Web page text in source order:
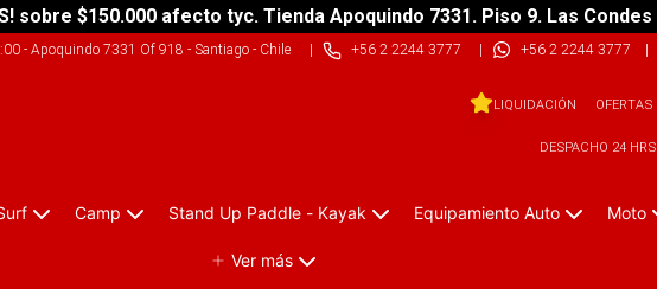
sobre $150.000 afecto tyc. Tienda Apoquindo 7331. Piso 9. Las Condes
- Apoquindo 7331 Of 918 - Santiago - Chile| +56 2 2244 3777 | +56 2 2244 3777 |
LIQUIDACIÓN OFERTAS
DESPACHO 24 HRS
Camp Stand Up Paddle - Kayak Equipamiento Auto Moto
Ver más